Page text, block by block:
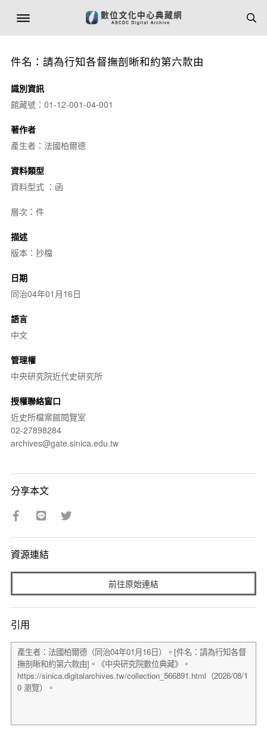
件名：請為行知各督撫剖晰和約第六款由
識別資訊
館藏號：01-12-001-04-001
著作者
產生者：法國柏爾德
資料類型
資料型式 ：函
層次：件
描述
版本：抄檔
日期
同治04年01月16日
語言
中文
管理權
中央研究院近代史研究所
授權聯絡窗口
近史所檔案館閱覽室
02-27898284
archives@gate.sinica.edu.tw
分享本文
資源連結
前往原始連結
引用